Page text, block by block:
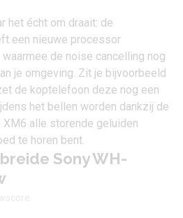
het écht om draait: de
een nieuwe processor
de noise cancelling nog
je omgeving. Zit je bijvoorbeeld
de koptelefoon deze nog een
het bellen worden dankzij de
alle storende geluiden
te horen bent.
Sony WH-